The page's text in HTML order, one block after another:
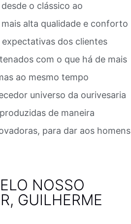
o clássico ao
alta qualidade e conforto
dos clientes
com o que há de mais
ao mesmo tempo
universo da ourivesaria
de maneira
para dar aos homens
NOSSO
GUILHERME